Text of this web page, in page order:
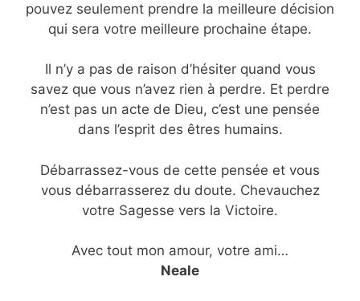
pouvez seulement prendre la meilleure décision
qui sera votre meilleure prochaine étape.
Il n’y a pas de raison d’hésiter quand vous
savez que vous n’avez rien à perdre. Et perdre
n’est pas un acte de Dieu, c’est une pensée
dans l’esprit des êtres humains.
Débarrassez-vous de cette pensée et vous
vous débarrasserez du doute. Chevauchez
votre Sagesse vers la Victoire.
Avec tout mon amour, votre ami…
Neale